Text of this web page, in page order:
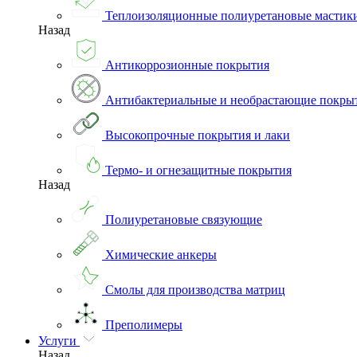
Теплоизоляционные полиуретановые
Назад
Антикоррозионные покрытия
Антибактериальные и необрастающие
Высокопрочные покрытия и лаки
Термо- и огнезащитные покрытия
Назад
Полиуретановые связующие
Химические анкеры
Смолы для производства матриц
Преполимеры
Услуги